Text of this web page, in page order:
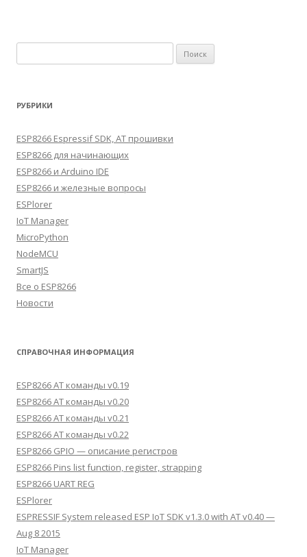
РУБРИКИ
ESP8266 Espressif SDK, AT прошивки
ESP8266 для начинающих
ESP8266 и Arduino IDE
ESP8266 и железные вопросы
ESPlorer
IoT Manager
MicroPython
NodeMCU
SmartJS
Все о ESP8266
Новости
СПРАВОЧНАЯ ИНФОРМАЦИЯ
ESP8266 AT команды v0.19
ESP8266 AT команды v0.20
ESP8266 AT команды v0.21
ESP8266 AT команды v0.22
ESP8266 GPIO — описание регистров
ESP8266 Pins list function, register, strapping
ESP8266 UART REG
ESPlorer
ESPRESSIF System released ESP IoT SDK v1.3.0 with AT v0.40 —
Aug 8 2015
IoT Manager